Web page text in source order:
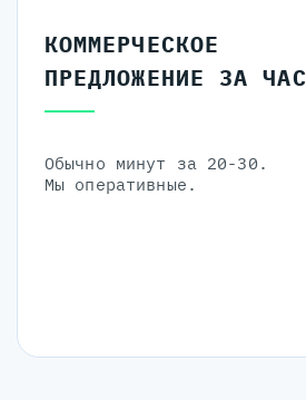
КОММЕРЧЕСКОЕ
ПРЕДЛОЖЕНИЕ ЗА ЧАС
Обычно минут за 20-30.
Мы оперативные.